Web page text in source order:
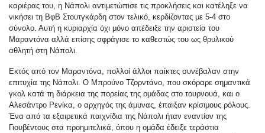
καριέρας του, η Νάπολι αντιμετώπισε τις προκλήσεις και κατέληξε να
νικήσει τη ΒφΒ Στουτγκάρδη στον τελικό, κερδίζοντας με 5-4 στο
σύνολο. Αυτή η κυριαρχία όχι μόνο απέδειξε την αριστεία του
Μαραντόνα αλλά επίσης σφράγισε το καθεστώς του ως θρυλικού
αθλητή στη Νάπολι.
Εκτός από τον Μαραντόνα, πολλοί άλλοι παίκτες συνέβαλαν στην
επιτυχία της Νάπολι. Ο Μπρούνο Τζορντάνο, που σκόραρε σημαντικά
γκολ κατά τη διάρκεια της πορείας της ομάδας στο τουρνουά, και ο
Αλεσάντρο Ρενίκα, ο αρχηγός της άμυνας, έπαιξαν κρίσιμους ρόλους.
Ένα από τα εξαιρετικά παιχνίδια της Νάπολι ήταν εναντίον της
Γιουβέντους στα προημιτελικά, όπου η ομάδα έδειξε τεράστια